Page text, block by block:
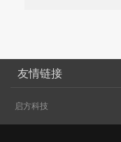
友情链接
启方科技